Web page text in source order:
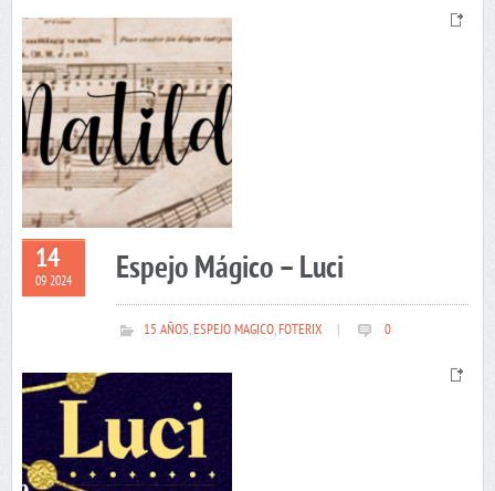
14
09 2024 Espejo Mágico – Luci
15 AÑOS,ESPEJO MAGICO,FOTERIX 0